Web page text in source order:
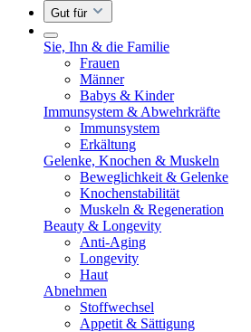
Gut für
Sie, Ihn & die Familie
Frauen
Männer
Babys & Kinder
Immunsystem & Abwehrkräfte
Immunsystem
Erkältung
Gelenke, Knochen & Muskeln
Beweglichkeit & Gelenke
Knochenstabilität
Muskeln & Regeneration
Beauty & Longevity
Anti-Aging
Longevity
Haut
Abnehmen
Stoffwechsel
Appetit & Sättigung